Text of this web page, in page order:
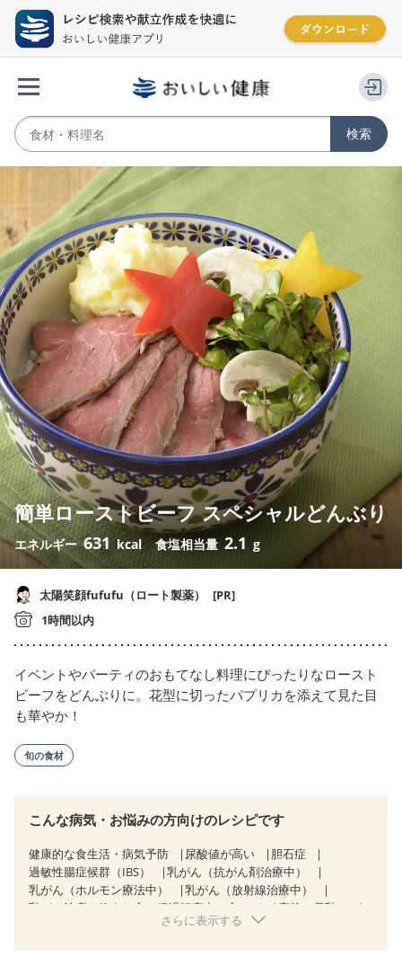
簡単ローストビーフ スペシャルどんぶり
エネルギー631 kcal 食塩相当量 2.1 g
太陽笑顔fufufu（ロート製薬）
[PR]
1時間以内
イベントやパーティのおもてなし料理にぴったりなロースト
ビーフをどんぶりに。花型に切ったパプリカを添えて見た目
も華やか！
旬の食材
こんな病気・お悩みの方向けのレシピです
健康的な食生活・病気予防 尿酸値が高い
胆石症
過敏性腸症候群（IBS）
乳がん（抗がん剤治療中）
乳がん（ホルモン療法中）
乳がん（放射線治療中）
乳がん治療を終えた方・経過観察中の方など
産後（母乳）
産後（ミルク） 骨折
さらに表示する